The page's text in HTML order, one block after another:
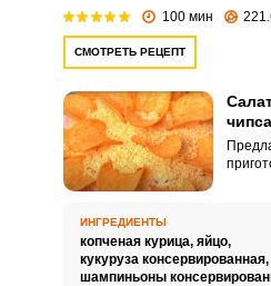
100 мин
СМОТРЕТЬ РЕЦЕПТ
ИНГРЕДИЕНТЫ
копченая курица, яйцо,
кукуруза консервированная,
шампиньоны